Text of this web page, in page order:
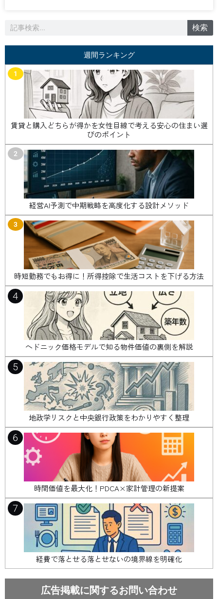
検
検索
週間ランキング
1
賃貸と購入どちらが得かを女性目線で考える安心の住まい選
びのポイント
2
経営AI予測で中期戦略を高度化する設計メソッド
3
時短勤務でもお得に！所得控除で生活コストを下げる方法
4
ヘドニック価格モデルで知る物件価値の裏側を解説
5
地政学リスクと中央銀行政策をわかりやすく整理
6
時間価値を最大化！PDCA×家計管理の新提案
7
経費で落とせる落とせないの境界線を明確化
広告掲載に関するお問い合わせ